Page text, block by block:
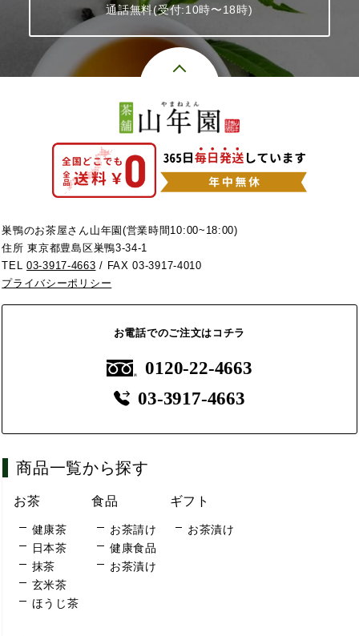
通話無料(受付:10時〜18時)
巣鴨のお茶屋さん山年園(営業時間10:00~18:00)
住所 東京都豊島区巣鴨3-34-1
TEL03-3917-4663 / FAX 03-3917-4010
プライバシーポリシー
お電話でのご注文はコチラ
0120-22-4663
03-3917-4663
商品一覧から探す
お茶
健康茶
日本茶
抹茶
玄米茶
ほうじ茶
食品
お茶請け
健康食品
お茶漬け
ギフト
お茶漬け